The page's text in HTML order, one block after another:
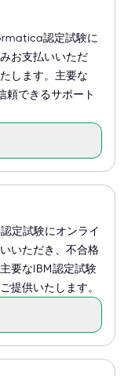
認定試験に
お支払いいただ
します。主要な
できるサポート
定試験にオンライ
いただき、不合格
要なIBM認定試験
提供いたします。